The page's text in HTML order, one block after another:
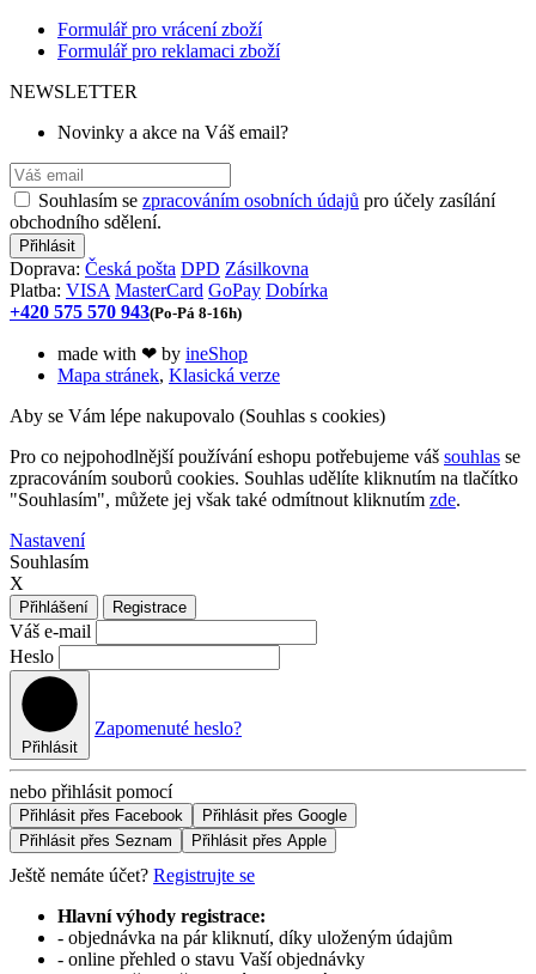
Formulář pro vrácení zboží
Formulář pro reklamaci zboží
NEWSLETTER
Novinky a akce na Váš email?
Souhlasím se zpracováním osobních údajů pro účely zasílání
obchodního sdělení.
Doprava: Česká pošta DPD Zásilkovna
Platba: VISA MasterCard GoPay Dobírka
+420 575 570 943(Po-Pá 8-16h)
made with ❤ by ineShop
Mapa stránek, Klasická verze
Aby se Vám lépe nakupovalo (Souhlas s cookies)
Pro co nejpohodlnější používání eshopu potřebujeme váš souhlas se
zpracováním souborů cookies. Souhlas udělíte kliknutím na tlačítko
"Souhlasím", můžete jej však také odmítnout kliknutím zde.
Nastavení
Souhlasím
X
Přihlášení Registrace
Váš e-mail
Heslo
Přihlásit
Zapomenuté heslo?
nebo přihlásit pomocí
Přihlásit přes Facebook
Přihlásit přes Google
Přihlásit přes Seznam
Přihlásit přes Apple
Ještě nemáte účet? Registrujte se
Hlavní výhody registrace:
- objednávka na pár kliknutí, díky uloženým údajům
- online přehled o stavu Vaší objednávky